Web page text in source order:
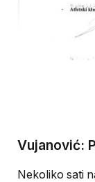
Vujanović:
Nekoliko sati